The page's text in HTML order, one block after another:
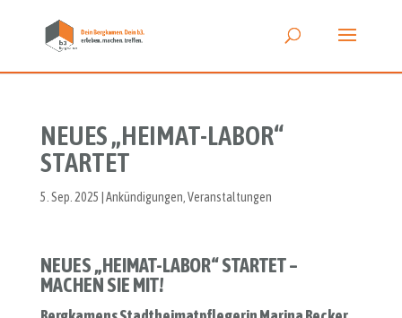
NEUES „HEIMAT-LABOR“
STARTET
5. Sep. 2025 Ankündigungen Veranstaltungen
NEUES „HEIMAT-LABOR“ STARTET –
MACHEN SIE MIT!